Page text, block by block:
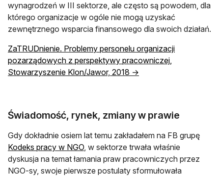
wynagrodzeń w III sektorze, ale często są powodem, dla
którego organizacje w ogóle nie mogą uzyskać
zewnętrznego wsparcia finansowego dla swoich działań.
ZaTRUDnienie. Problemy personelu organizacji
pozarządowych z perspektywy pracowniczej,
Stowarzyszenie Klon/Jawor, 2018 →
Świadomość, rynek, zmiany w prawie
Gdy dokładnie osiem lat temu zakładałem na FB grupę
Kodeks pracy w NGOotwiera się w nowej karcie
, w sektorze trwała właśnie
dyskusja na temat łamania praw pracowniczych przez
NGO-sy, swoje pierwsze postulaty sformułowała